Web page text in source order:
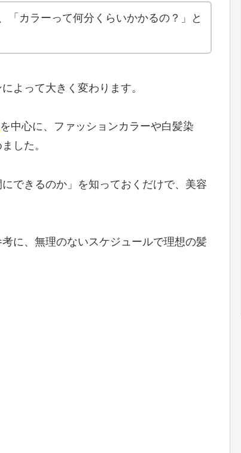
「カラーって何分くらいかかるの？」と
よって大きく変わります。
を中心に、ファッションカラーや白髪染
した。
できるのか」を知っておくだけで、美容
に、無理のないスケジュールで理想の髪